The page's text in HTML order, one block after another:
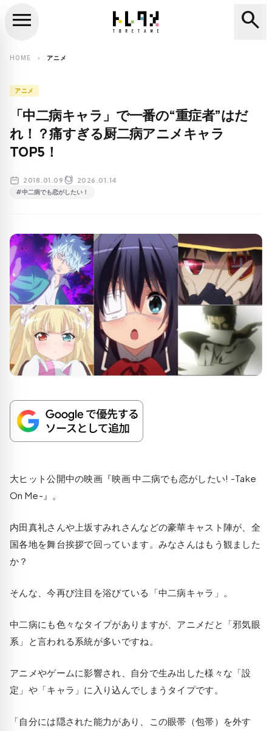
search
menu search
HOME chevron_right アニメ
アニメ
「中二病キャラ」で一番の“重症者”はだ
れ！？痛すぎる厨二病アニメキャラ
TOP5！
2018.01.09 2026.01.14
#中二病でも恋がしたい！
大ヒット公開中の映画『映画 中二病でも恋がしたい! -Take
On Me-』。
内田真礼さんや上坂すみれさんなどの豪華キャスト陣が、全
国各地を舞台挨拶で回っています。みなさんはもう観ました
か？
そんな、今再び注目を浴びている 「中二病キャラ」 。
中二病にも色々なタイプがありますが、アニメだと「邪気眼
系」と言われる系統が多いですね。
アニメやゲームに影響され、自分で生み出した様々な「設
定」や「キャラ」に入り込んでしまうタイプです。
「自分には隠された能力があり、この眼帯（包帯）を外す